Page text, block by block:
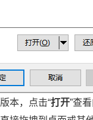
本，点击“打开”查